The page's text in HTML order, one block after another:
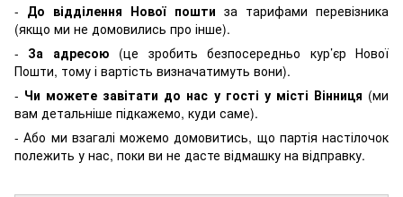
- До відділення Нової пошти за тарифами перевізника
(якщо ми не домовились про інше).
- За адресою (це зробить безпосередньо кур’єр Нової
Пошти, тому і вартість визначатимуть вони).
- Чи можете завітати до нас у гості у місті Вінниця (ми
вам детальніше підкажемо, куди саме).
- Або ми взагалі можемо домовитись, що партія настілочок
полежить у нас, поки ви не дасте відмашку на відправку.